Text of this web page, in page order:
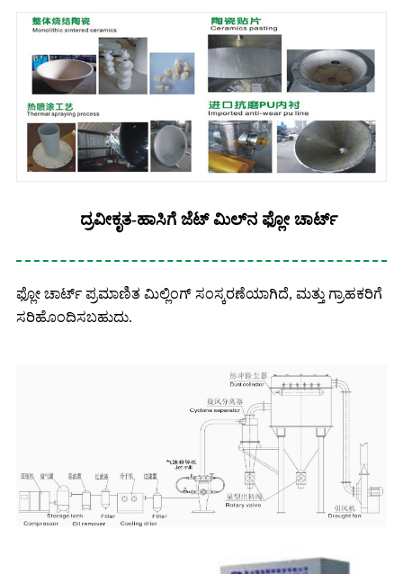
ದ್ರವೀಕೃತ-ಹಾಸಿಗೆ ಜೆಟ್ ಮಿಲ್‌ನ ಫ್ಲೋ ಚಾರ್ಟ್
ಫ್ಲೋ ಚಾರ್ಟ್ ಪ್ರಮಾಣಿತ ಮಿಲ್ಲಿಂಗ್ ಸಂಸ್ಕರಣೆಯಾಗಿದೆ, ಮತ್ತು ಗ್ರಾಹಕರಿಗೆ
ಸರಿಹೊಂದಿಸಬಹುದು.